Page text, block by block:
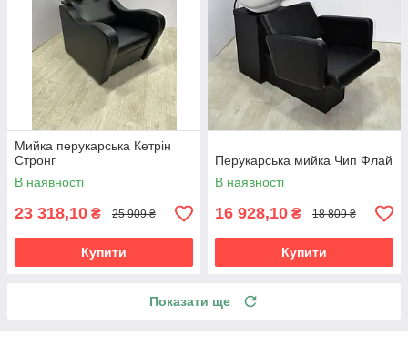
Мийка перукарська Кетрін
Стронг
В наявності
23 318,10 ₴ 25 909 ₴
Купити
Перукарська мийка Чип Флай
В наявності
16 928,10 ₴ 18 809 ₴
Купити
Показати ще